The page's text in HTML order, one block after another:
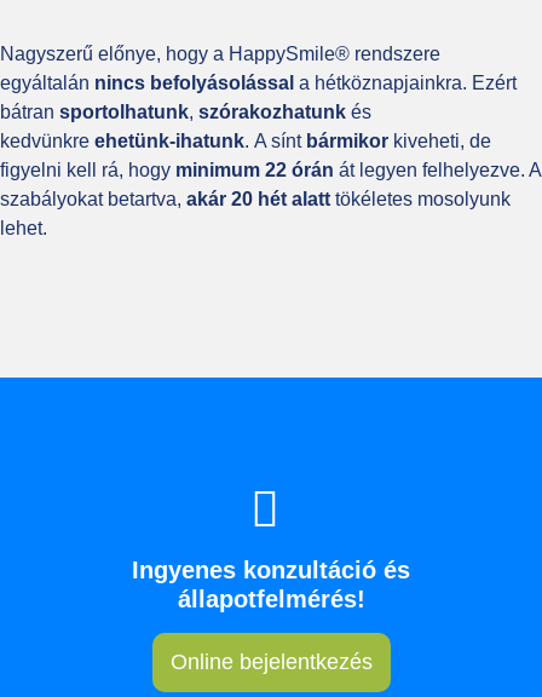
Nagyszerű előnye, hogy a HappySmile® rendszere
egyáltalán nincs befolyásolással a hétköznapjainkra. Ezért
bátran sportolhatunk, szórakozhatunk és
kedvünkre ehetünk-ihatunk. A sínt bármikor kiveheti, de
figyelni kell rá, hogy minimum 22 órán át legyen felhelyezve. A
szabályokat betartva, akár 20 hét alatt tökéletes mosolyunk
lehet.
Ingyenes konzultáció és
állapotfelmérés!
Online bejelentkezés